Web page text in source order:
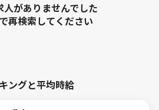
人がありませんでした
再検索してください
ングと平均時給